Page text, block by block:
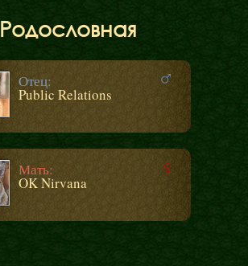
Родословная
Отец:
Public Relations
Мать:
OK Nirvana